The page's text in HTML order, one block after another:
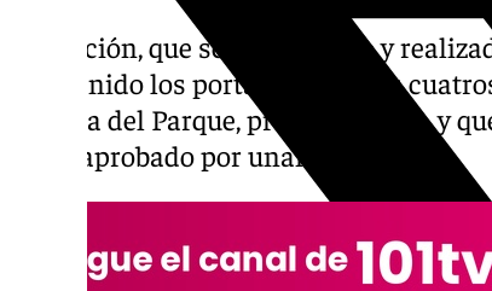
La moción, que se ha debatido y
mantenido los portavoces de los
Casona del Parque, previa al pleno, y
se ha aprobado por unanimidad.